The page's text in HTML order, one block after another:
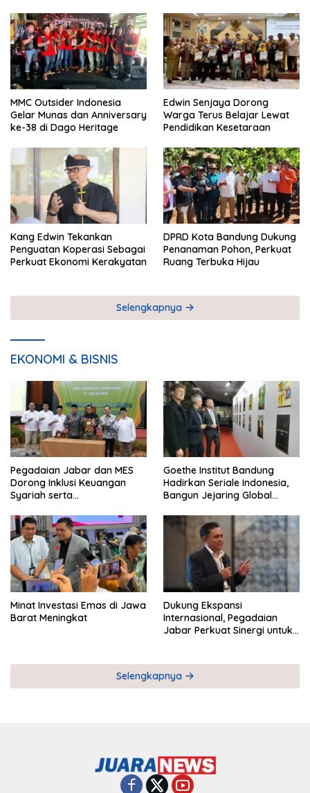
MMC Outsider Indonesia
Gelar Munas dan Anniversary
ke-38 di Dago Heritage
Edwin Senjaya Dorong
Warga Terus Belajar Lewat
Pendidikan Kesetaraan
Kang Edwin Tekankan
Penguatan Koperasi Sebagai
Perkuat Ekonomi Kerakyatan
DPRD Kota Bandung Dukung
Penanaman Pohon, Perkuat
Ruang Terbuka Hijau
Selengkapnya
EKONOMI & BISNIS
Pegadaian Jabar dan MES
Dorong Inklusi Keuangan
Syariah serta
Goethe Institut Bandung
Hadirkan Seriale Indonesia,
Bangun Jejaring Global
Minat Investasi Emas di Jawa
Barat Meningkat
Dukung Ekspansi
Internasional, Pegadaian
Jabar Perkuat Sinergi untuk
Selengkapnya